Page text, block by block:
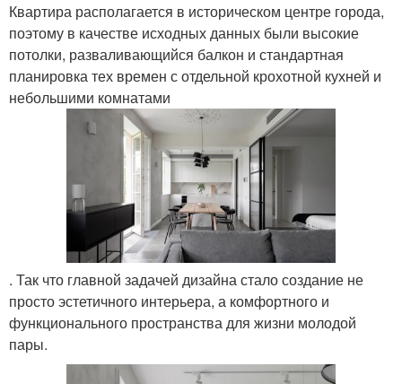
Квартира располагается в историческом центре города,
поэтому в качестве исходных данных были высокие
потолки, разваливающийся балкон и стандартная
планировка тех времен с отдельной крохотной кухней и
небольшими комнатами
. Так что главной задачей дизайна стало создание не
просто эстетичного интерьера, а комфортного и
функционального пространства для жизни молодой
пары.